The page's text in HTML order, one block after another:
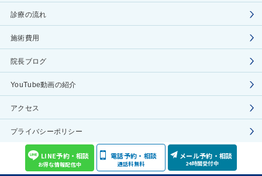
診療の流れ
施術費用
院長ブログ
YouTube動画の紹介
アクセス
プライバシーポリシー
COPYRIGHT(C) Aoyama Celes Clinic ALL RIGHTS RESERVED
LINE予約・相談
お得な情報配信中
電話予約・相談
通話料無料
メール予約・相談
24時間受付中